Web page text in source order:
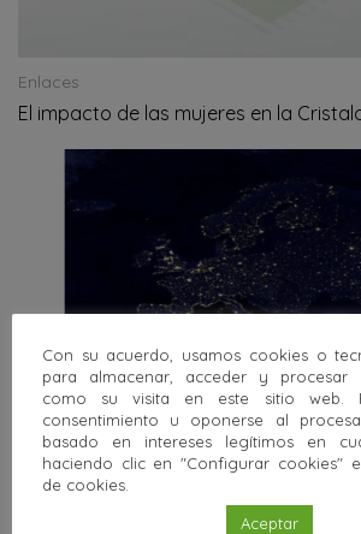
Enlaces
El impacto de las mujeres en la
Enlaces
Geología para la Sociedad
Con su acuerdo, usamos cookies o
para almacenar, acceder y procesar
como su visita en este sitio web.
consentimiento u oponerse al
basado en intereses legítimos en
haciendo clic en "Configurar cookies"
de cookies.
Aceptar